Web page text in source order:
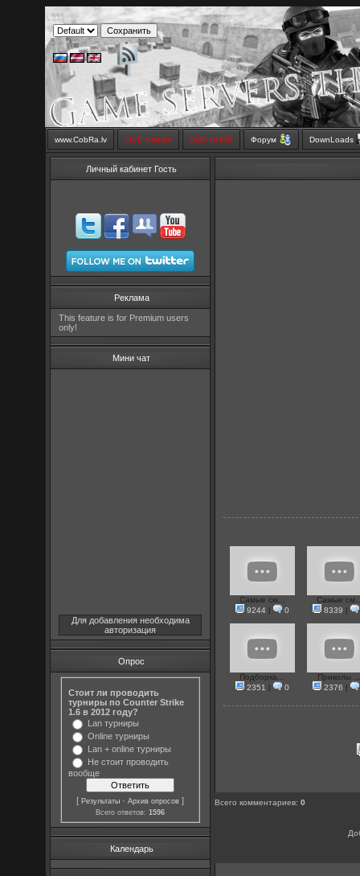
www.CobRa.lv LIVE Stream SMS SHOP Форум DownLoads
Личный кабинет Гость
Реклама
This feature is for Premium users
only!
Мини чат
Для добавления необходима
авторизация
Опрос
Стоит ли проводить
турниры по Counter Strike
1.6 в 2012 году?
Lan турниры
Online турниры
Lan + online турниры
Не стоит проводить
вообще
[Результаты ·Архив опросов ]
Всего ответов:1596
Календарь
Самые см...
9244| 0
Самые
8339 |
Подборка...
2351 | 0
Приколы
2376 |
Всего комментариев:0